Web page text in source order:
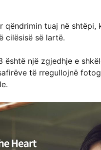
qëndrimin tuaj në
cilësisë së lartë.
është një zgjedhje e
të rregullojnë